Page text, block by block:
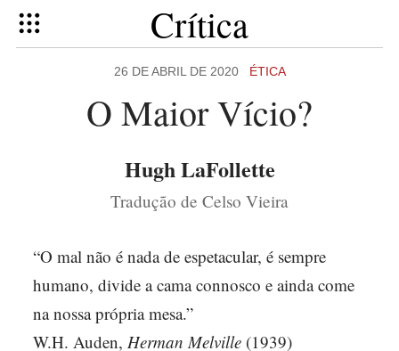
Crítica
26 DE ABRIL DE 2020 ÉTICA
O Maior Vício?
Hugh LaFollette
Tradução de Celso Vieira
“O mal não é nada de espetacular, é sempre
humano, divide a cama connosco e ainda come
na nossa própria mesa.”
W.H. Auden, Herman Melville (1939)